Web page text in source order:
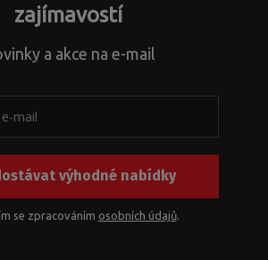
zajímavostí
a akce na e-mail
výhodné nabídky
se zpracováním osobních údajů.